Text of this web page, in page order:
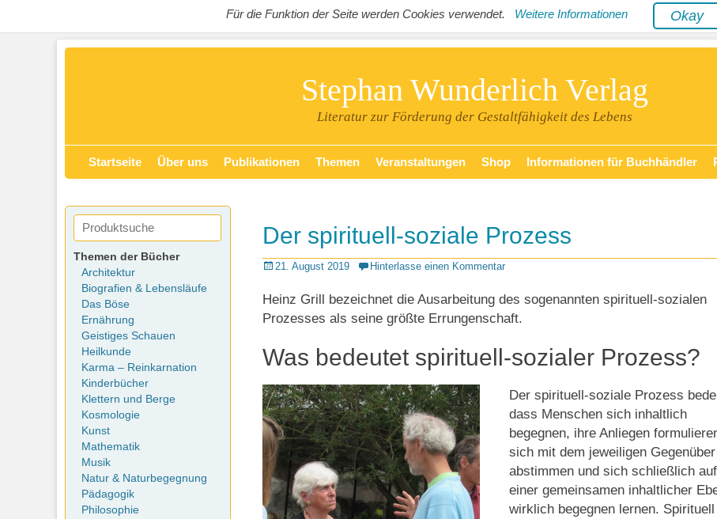
Für die Funktion der Seite werden Cookies verwendet. Weitere Informationen Okay
Stephan Wunderlich Verlag
Literatur zur Förderung der Gestaltfähigkeit des Lebens
Primäres Menü
Inhalt
Startseite Über uns Publikationen Themen Veranstaltungen Shop Informationen für Buchhändler
Der spirituell-soziale Prozess
Posted
21. August 2019 Hinterlasse einen Kommentar
Heinz Grill bezeichnet die Ausarbeitung des sogenannten spirituell-sozialen
Prozesses als seine größte Errungenschaft.
Was bedeutet spirituell-sozialer Prozess?
Der spirituell-soziale Prozess
dass Menschen sich inhaltlich
begegnen, ihre Anliegen
sich mit dem jeweiligen Gegenüber
abstimmen und sich schließlich auf
einer gemeinsamen inhaltlicher
wirklich begegnen lernen.
Themen der Bücher
Architektur
Biografien & Lebensläufe
Das Böse
Ernährung
Geistiges Schauen
Heilkunde
Karma – Reinkarnation
Kinderbücher
Klettern und Berge
Kosmologie
Kunst
Mathematik
Musik
Natur & Naturbegegnung
Pädagogik
Philosophie